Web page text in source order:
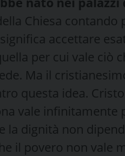
Chiesa
accettare
per cui vale ciò
Ma il
questa idea.
vale infinitamente
la dignità non
il povero non vale